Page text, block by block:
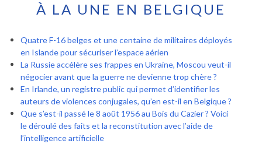
À LA UNE EN BELGIQUE
Quatre F-16 belges et une centaine de militaires déployés
en Islande pour sécuriser l’espace aérien
La Russie accélère ses frappes en Ukraine, Moscou veut-il
négocier avant que la guerre ne devienne trop chère ?
En Irlande, un registre public qui permet d’identifier les
auteurs de violences conjugales, qu’en est-il en Belgique ?
Que s’est-il passé le 8 août 1956 au Bois du Cazier ? Voici
le déroulé des faits et la reconstitution avec l’aide de
l’intelligence artificielle